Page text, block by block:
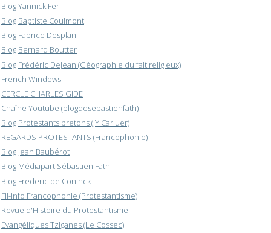
Blog Yannick Fer
Blog Baptiste Coulmont
Blog Fabrice Desplan
Blog Bernard Boutter
Blog Frédéric Dejean (Géographie du fait religieux)
French Windows
CERCLE CHARLES GIDE
Chaîne Youtube (blogdesebastienfath)
Blog Protestants bretons (JY.Carluer)
REGARDS PROTESTANTS (Francophonie)
Blog Jean Baubérot
Blog Médiapart Sébastien Fath
Blog Frederic de Coninck
Fil-info Francophonie (Protestantisme)
Revue d'Histoire du Protestantisme
Evangéliques Tziganes (Le Cossec)